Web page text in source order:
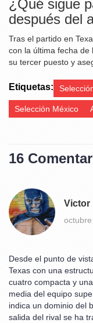
¿Qué sigue
después del
Tras el partido en
con la última fecha de
su tercer puesto y
Etiquetas:
Selección México
16
Victor
Desde el punto de
Texas con una
cuatro compacta y
media del equipo
indica un dominio del
salida del rival se ha